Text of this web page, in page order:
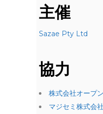
主催
Sazae Pty Ltd
協力
株式会社オープ
マジセミ株式会社